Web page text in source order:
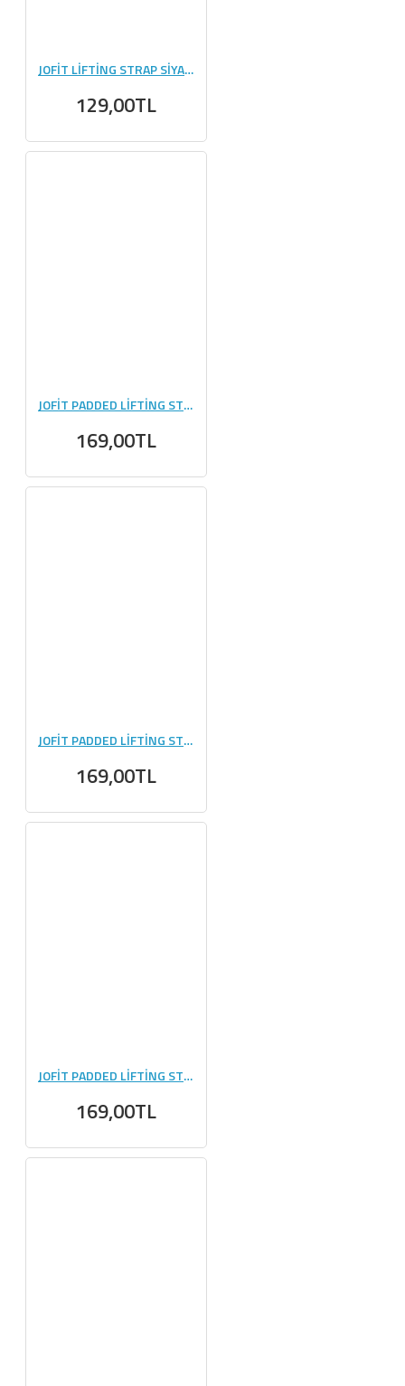
JOFİT LİFTİNG STRAP SİYAH - MAVİ
129,00TL
JOFİT PADDED LİFTİNG STRAP SİYAH - BEYAZ
169,00TL
JOFİT PADDED LİFTİNG STRAP SİYAH - KIRMIZI
169,00TL
JOFİT PADDED LİFTİNG STRAP SİYAH - MAVİ
169,00TL